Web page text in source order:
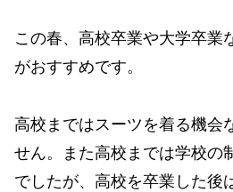
この春、高校卒業や大学卒業
がおすすめです。
高校まではスーツを着る機会
せん。また高校までは学校の
でしたが、高校を卒業した後